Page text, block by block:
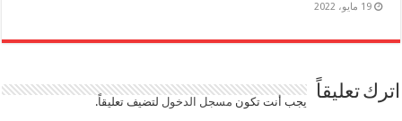
19 مايو، 2022
اترك تعليقاً يجب أنت تكون مسجل الدخوللتضيف تعليقاً.